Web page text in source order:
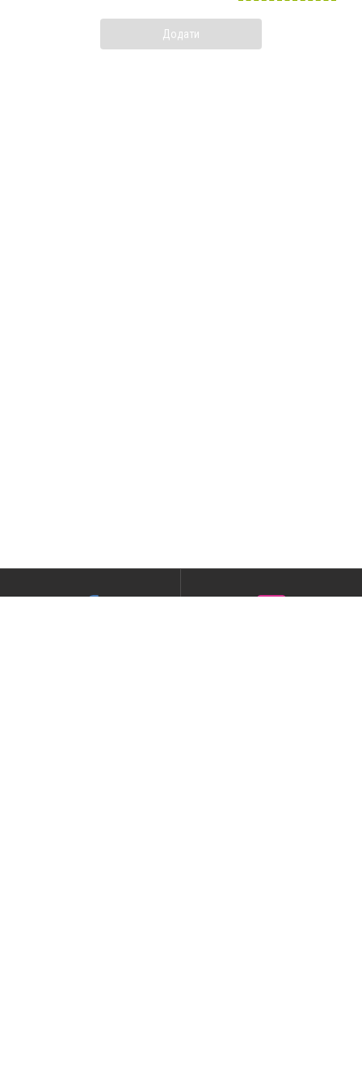
Додати